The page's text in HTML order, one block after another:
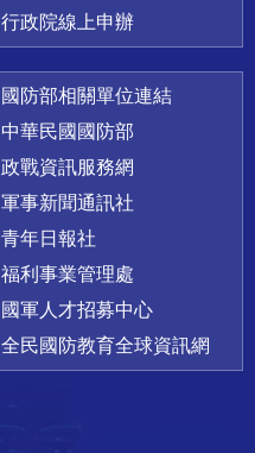
行政院線上申辦
國防部相關單位連結
中華民國國防部
政戰資訊服務網
軍事新聞通訊社
青年日報社
福利事業管理處
國軍人才招募中心
全民國防教育全球資訊網